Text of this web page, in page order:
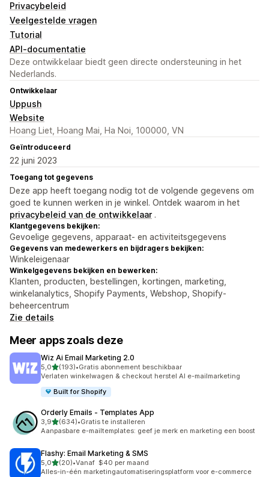
Privacybeleid
Veelgestelde vragen
Tutorial
API-documentatie
Deze ontwikkelaar biedt geen directe ondersteuning in het
Nederlands.
Ontwikkelaar
Uppush
Website
Hoang Liet, Hoang Mai, Ha Noi, 100000, VN
Geïntroduceerd
22 juni 2023
Toegang tot gegevens
Deze app heeft toegang nodig tot de volgende gegevens om
goed te kunnen werken in je winkel. Ontdek waarom in het
privacybeleid van de ontwikkelaar .
Klantgegevens bekijken:
Gevoelige gegevens, apparaat- en activiteitsgegevens
Gegevens van medewerkers en bijdragers bekijken:
Winkeleigenaar
Winkelgegevens bekijken en bewerken:
Klanten, producten, bestellingen, kortingen, marketing,
winkelanalytics, Shopify Payments, Webshop, Shopify-
beheercentrum
Zie details
Meer apps zoals deze
Wiz Ai Email Marketing 2.0
5,0van 5 sterren
(193)
193 recensies in totaal
•Gratis abonnement beschikbaar
Verlaten winkelwagen & checkout herstel AI e-mailmarketing
Built for Shopify
Orderly Emails ‑ Templates App
3,9van 5 sterren
(634)
634 recensies in totaal
•Gratis te installeren
Aanpasbare e-mailtemplates: geef je merk en marketing een boost
Flashy: Email Marketing & SMS
5,0van 5 sterren
(20)
20 recensies in totaal
•Vanaf $40 per maand
Alles-in-één marketingautomatiseringsplatform voor e-commerce